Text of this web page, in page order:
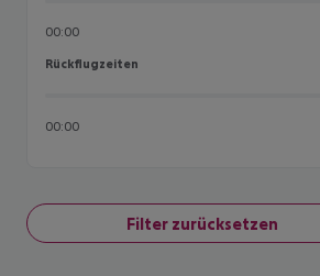
00:00
Rückflugzeiten
Rückflugzeiten
00:00
Filter zurücksetzen